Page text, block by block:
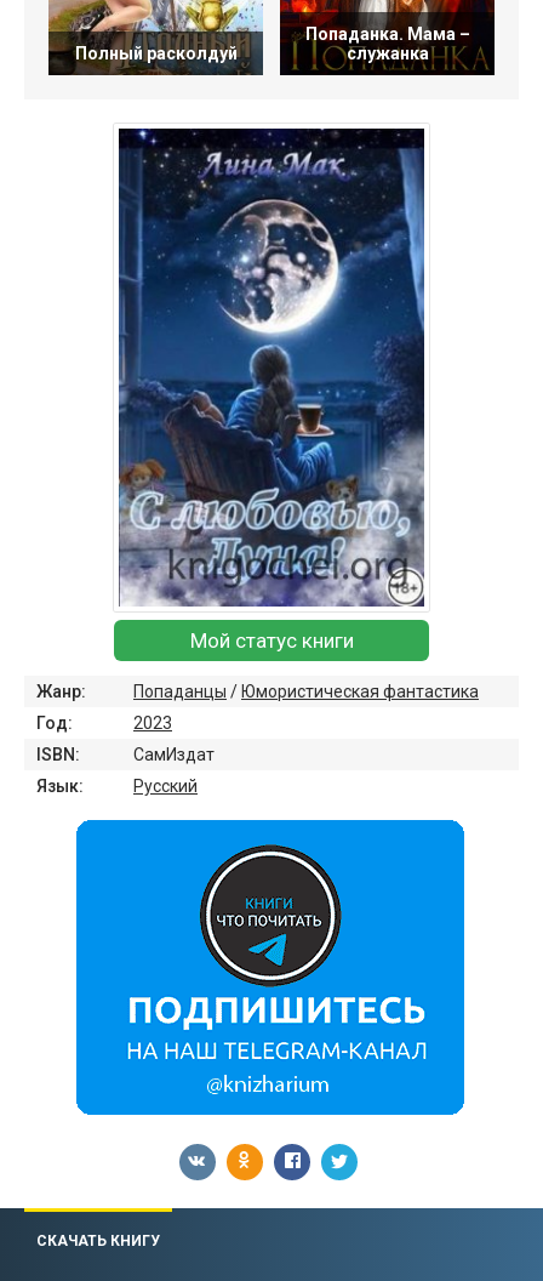
Полный расколдуй
Попаданка. Мама –
служанка
Мой статус книги
Жанр: Попаданцы / Юмористическая фантастика
Год:
2023
ISBN:
СамИздат
Язык:
Русский
СКАЧАТЬ КНИГУ